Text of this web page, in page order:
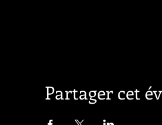
Partager cet